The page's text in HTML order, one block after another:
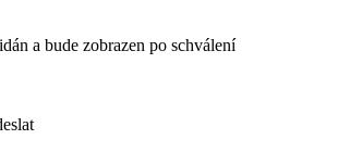
a bude zobrazen po schválení